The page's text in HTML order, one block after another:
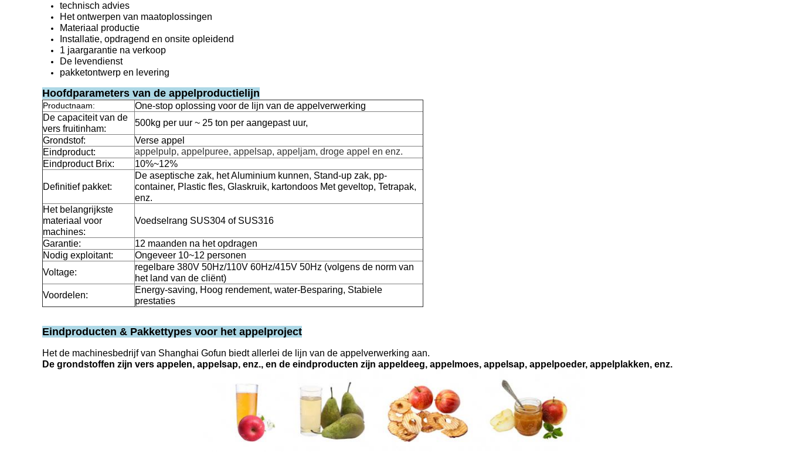
technisch advies
Het ontwerpen van maatoplossingen
Materiaal productie
Installatie, opdragend en onsite opleidend
1 jaargarantie na verkoop
De levendienst
pakketontwerp en levering
Hoofdparameters van de appelproductielijn
Productnaam:
One-stop oplossing voor de lijn van de appelverwerking
De capaciteit van de
vers fruitinham:
500kg per uur ~ 25 ton per aangepast uur,
Grondstof:
Verse appel
Eindproduct:
appelpulp, appelpuree, appelsap, appeljam, droge appel en enz.
Eindproduct Brix:
10%~12%
Definitief pakket:
De aseptische zak, het Aluminium kunnen, Stand-up zak, pp-
container, Plastic fles, Glaskruik, kartondoos Met geveltop, Tetrapak,
enz.
Het belangrijkste
materiaal voor
machines:
Voedselrang SUS304 of SUS316
Garantie:
12 maanden na het opdragen
Nodig exploitant:
Ongeveer 10~12 personen
Voltage:
regelbare 380V 50Hz/110V 60Hz/415V 50Hz (volgens de norm van
het land van de cliënt)
Voordelen:
Energy-saving, Hoog rendement, water-Besparing, Stabiele
prestaties
Eindproducten & Pakkettypes voor het appelproject
Het de machinesbedrijf van Shanghai Gofun biedt allerlei de lijn van de appelverwerking aan.
De grondstoffen zijn vers appelen, appelsap, enz., en de eindproducten zijn appeldeeg, appelmoes, appelsap, appelpoeder, appelplakken, enz.